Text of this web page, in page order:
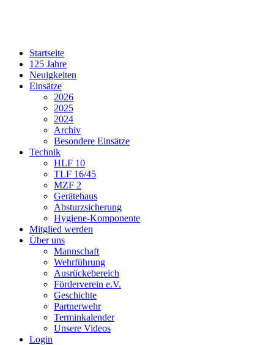
Startseite
125 Jahre
Neuigkeiten
Einsätze
2026
2025
2024
Archiv
Besondere Einsätze
Technik
HLF 10
TLF 16/45
MZF 2
Gerätehaus
Absturzsicherung
Hygiene-Komponente
Mitglied werden
Über uns
Mannschaft
Wehrführung
Ausrückebereich
Förderverein e.V.
Geschichte
Partnerwehr
Terminkalender
Unsere Videos
Login